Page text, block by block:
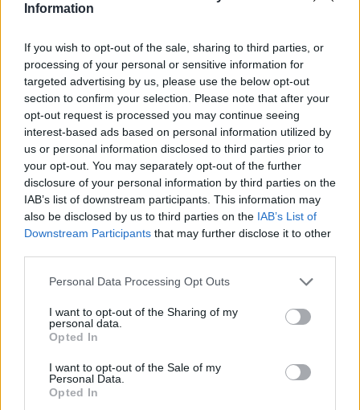
Information
If you wish to opt-out of the sale, sharing to third parties, or
processing of your personal or sensitive information for
targeted advertising by us, please use the below opt-out
section to confirm your selection. Please note that after your
opt-out request is processed you may continue seeing
interest-based ads based on personal information utilized by
us or personal information disclosed to third parties prior to
your opt-out. You may separately opt-out of the further
disclosure of your personal information by third parties on the
IAB’s list of downstream participants. This information may
also be disclosed by us to third parties on the IAB’s List of
Downstream Participants that may further disclose it to other
Personal Data Processing Opt Outs
I want to opt-out of the Sharing of my
personal data.
Opted In
I want to opt-out of the Sale of my
Personal Data.
Opted In
25 Ottobre 2018 alle ore 07:27
·Ti stimo· Rispondi
Hola65:Buongiorno 😊
2
AlboDeAlbi:Buongiorno QUOREDG 😊🌹
25 Ottobre 2018 alle ore 07:28
·Ti stimo·Rispondi
Giuditta :Buongiorno 😃
25 Ottobre 2018 alle ore 07:29